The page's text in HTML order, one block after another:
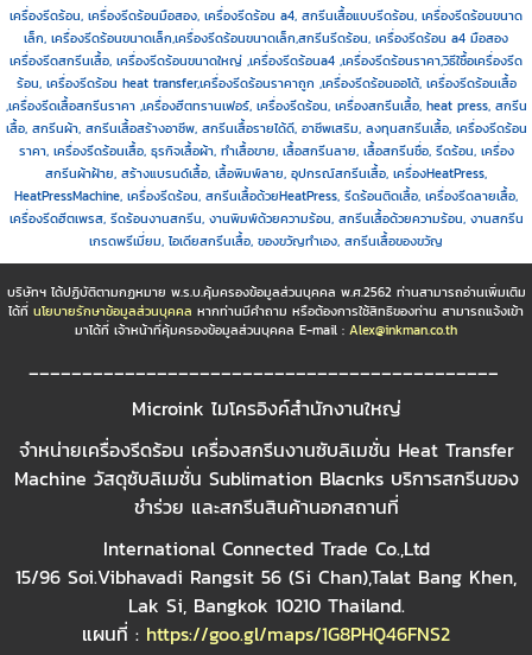
เครื่องรีดร้อน, เครื่องรีดร้อนมือสอง, เครื่องรีดร้อน a4, สกรีนเสื้อแบบรีดร้อน, เครื่องรีดร้อนขนาด
เล็ก, เครื่องรีดร้อนขนาดเล็ก,เครื่องรีดร้อนขนาดเล็ก,สกรีนรีดร้อน, เครื่องรีดร้อน a4 มือสอง
เครื่องรีดสกรีนเสื้อ, เครื่องรีดร้อนขนาดใหญ่ ,เครื่องรีดร้อนa4 ,เครื่องรีดร้อนราคา,วิธีใชื้อเครื่องรีด
ร้อน, เครื่องรีดร้อน heat transfer,เครื่องรีดร้อนราคาถูก ,เครื่องรีดร้อนออโต้, เครื่องรีดร้อนเสื้อ
,เครื่องรีดเสื้อสกรีนราคา ,เครื่องฮีตทรานเฟอร์, เครื่องรีดร้อน, เครื่องสกรีนเสื้อ, heat press, สกรีน
เสื้อ, สกรีนผ้า, สกรีนเสื้อสร้างอาชีพ, สกรีนเสื้อรายได้ดี, อาชีพเสริม, ลงทุนสกรีนเสื้อ, เครื่องรีดร้อน
ราคา, เครื่องรีดร้อนเสื้อ, ธุรกิจเสื้อผ้า, ทำเสื้อขาย, เสื้อสกรีนลาย, เสื้อสกรีนชื่อ, รีดร้อน, เครื่อง
สกรีนผ้าฝ้าย, สร้างแบรนด์เสื้อ, เสื้อพิมพ์ลาย, อุปกรณ์สกรีนเสื้อ, เครื่องHeatPress,
HeatPressMachine, เครื่องรีดร้อน, สกรีนเสื้อด้วยHeatPress, รีดร้อนติดเสื้อ, เครื่องรีดลายเสื้อ,
เครื่องรีดฮีตเพรส, รีดร้อนงานสกรีน, งานพิมพ์ด้วยความร้อน, สกรีนเสื้อด้วยความร้อน, งานสกรีน
เกรดพรีเมี่ยม, ไอเดียสกรีนเสื้อ, ของขวัญทำเอง, สกรีนเสื้อของขวัญ
บริษัทฯ ได้ปฏิบัติตามกฏหมาย พ.ร.บ.คุ้มครองข้อมูลส่วนบุคคล พ.ศ.2562 ท่านสามารถอ่านเพิ่มเติม
ได้ที่ นโยบายรักษาข้อมูลส่วนบุคคล หากท่านมีคำถาม หรือต้องการใช้สิทธิของท่าน สามารถแจ้งเข้า
มาได้ที่ เจ้าหน้าที่คุ้มครองข้อมูลส่วนบุคคล E-mail : Alex@inkman.co.th
____________________________________________
Microink ไมโครอิงค์สำนักงานใหญ่
จำหน่ายเครื่องรีดร้อน เครื่องสกรีนงานซับลิเมชั่น Heat Transfer
Machine วัสดุซับลิเมชั่น Sublimation Blacnks บริการสกรีนของ
ชำร่วย และสกรีนสินค้านอกสถานที่
International Connected Trade Co.,Ltd
15/96 Soi.Vibhavadi Rangsit 56 (Si Chan),Talat Bang Khen,
Lak Si, Bangkok 10210 Thailand.
แผนที่ : https://goo.gl/maps/1G8PHQ46FNS2